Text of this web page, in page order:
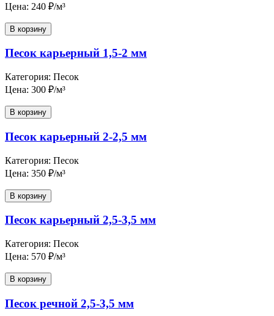
Цена: 240 ₽/м³
В корзину
Песок карьерный 1,5-2 мм
Категория: Песок
Цена: 300 ₽/м³
В корзину
Песок карьерный 2-2,5 мм
Категория: Песок
Цена: 350 ₽/м³
В корзину
Песок карьерный 2,5-3,5 мм
Категория: Песок
Цена: 570 ₽/м³
В корзину
Песок речной 2,5-3,5 мм